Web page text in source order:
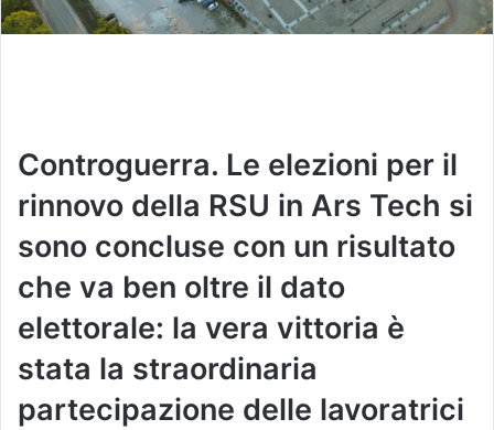
Controguerra. Le elezioni per il
rinnovo della RSU in Ars Tech si
sono concluse con un risultato
che va ben oltre il dato
elettorale: la vera vittoria è
stata la straordinaria
partecipazione delle lavoratrici